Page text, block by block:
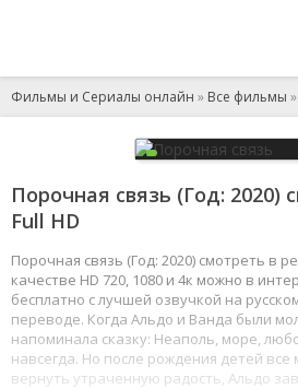
Фильмы и Сериалы онлайн » Все фильмы
Порочная связь (Год: 2020)
Full HD
Порочная связь (Год: 2020) смотреть в
качестве HD 720, 1080 и 4к можно в
бесплатно с лучшей озвучкой на
переводе. Когда Альдо и Ванда были
напоминала сказку: Неаполь, море,
навсегда. Но после рождения детей все
вернуть утраченную радость, Альдо